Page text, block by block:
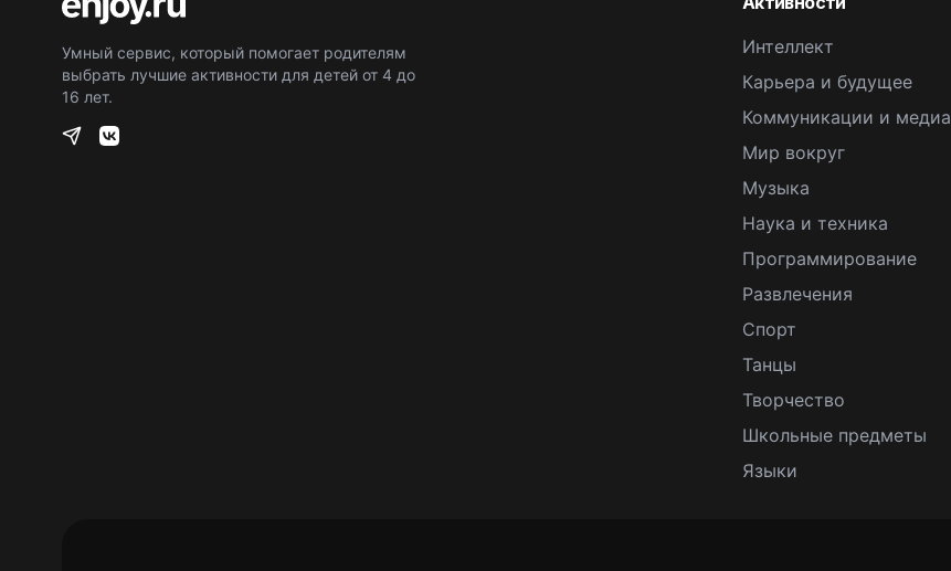
Умный сервис, который помогает родителям
выбрать лучшие активности для детей от 4 до
16 лет.
Интеллект
Карьера и будущее
Коммуникации и медиа
Мир вокруг
Музыка
Наука и техника
Программирование
Развлечения
Спорт
Танцы
Творчество
Школьные предметы
Языки